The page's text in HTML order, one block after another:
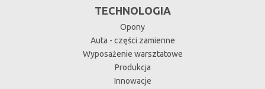
TECHNOLOGIA
Opony
Auta - części zamienne
Wyposażenie warsztatowe
Produkcja
Innowacje